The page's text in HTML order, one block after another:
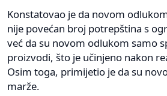
Konstatovao je da novom
nije povećan broj potrepština s
već da su novom odlukom samo
proizvodi, što je učinjeno nakon
Osim toga, primijetio je da su
marže.